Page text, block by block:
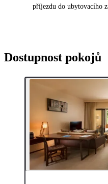
příjezdu do ubytovacího
Dostupnost pokojů